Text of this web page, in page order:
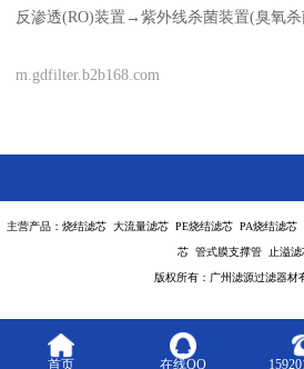
反渗透(RO)装置→紫外线杀菌装置(臭氧
m.gdfilter.b2b168.com
主营产品：烧结滤芯 大流量滤芯 PE烧结滤芯 PA烧结滤
芯 管式膜支撑管 止溢滤
版权所有：广州滤源过滤器材
首页 在线QQ